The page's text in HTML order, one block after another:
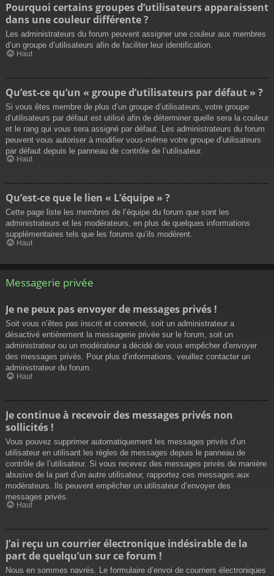
Pourquoi certains groupes d’utilisateurs apparaissent
dans une couleur différente ?
Les administrateurs du forum peuvent assigner une couleur aux membres
d’un groupe d’utilisateurs afin de faciliter leur identification.
Haut
Qu’est-ce qu’un « groupe d’utilisateurs par défaut » ?
Si vous êtes membre de plus d’un groupe d’utilisateurs, votre groupe
d’utilisateurs par défaut est utilisé afin de déterminer quelle sera la couleur
et le rang qui vous sera assigné par défaut. Les administrateurs du forum
peuvent vous autoriser à modifier vous-même votre groupe d’utilisateurs
par défaut depuis le panneau de contrôle de l’utilisateur.
Haut
Qu’est-ce que le lien « L’équipe » ?
Cette page liste les membres de l’équipe du forum que sont les
administrateurs et les modérateurs, en plus de quelques informations
supplémentaires tels que les forums qu’ils modèrent.
Haut
Messagerie privée
Je ne peux pas envoyer de messages privés !
Soit vous n’êtes pas inscrit et connecté, soit un administrateur a
désactivé entièrement la messagerie privée sur le forum, soit un
administrateur ou un modérateur a décidé de vous empêcher d’envoyer
des messages privés. Pour plus d’informations, veuillez contacter un
administrateur du forum.
Haut
Je continue à recevoir des messages privés non
sollicités !
Vous pouvez supprimer automatiquement les messages privés d’un
utilisateur en utilisant les règles de messages depuis le panneau de
contrôle de l’utilisateur. Si vous recevez des messages privés de manière
abusive de la part d’un autre utilisateur, rapportez ces messages aux
modérateurs. Ils peuvent empêcher un utilisateur d’envoyer des
messages privés.
Haut
J’ai reçu un courrier électronique indésirable de la
part de quelqu’un sur ce forum !
Nous en sommes navrés. Le formulaire d’envoi de courriers électroniques